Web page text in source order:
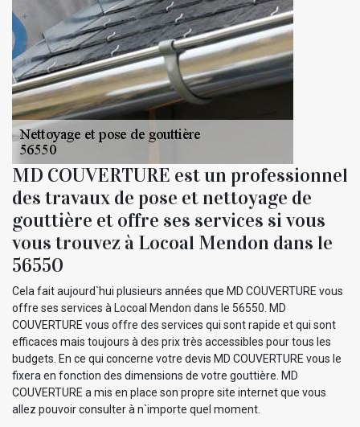
MD COUVERTURE est un professionnel
des travaux de pose et nettoyage de
gouttière et offre ses services si vous
vous trouvez à Locoal Mendon dans le
56550
Cela fait aujourd`hui plusieurs années que MD COUVERTURE vous
offre ses services à Locoal Mendon dans le 56550. MD
COUVERTURE vous offre des services qui sont rapide et qui sont
efficaces mais toujours à des prix très accessibles pour tous les
budgets. En ce qui concerne votre devis MD COUVERTURE vous le
fixera en fonction des dimensions de votre gouttière. MD
COUVERTURE a mis en place son propre site internet que vous
allez pouvoir consulter à n`importe quel moment.